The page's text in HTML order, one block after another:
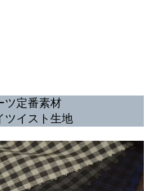
ツ定番素材
ツイスト生地